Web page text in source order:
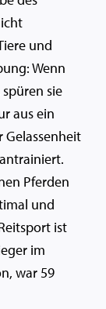
und
Wenn
sie
aus ein
Gelassenheit
Pferden
und
ist
im
war 59